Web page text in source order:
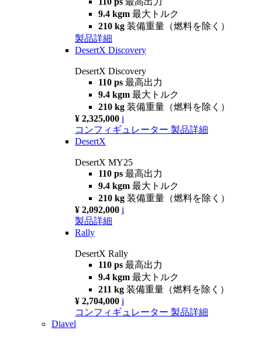
9.4 kgm 最大トルク
210 kg 装備重量（燃料を除く）
製品詳細
DesertX Discovery
DesertX Discovery
110 ps 最高出力
9.4 kgm 最大トルク
210 kg 装備重量（燃料を除く）
¥ 2,325,000 i
コンフィギュレーター 製品詳細
DesertX
DesertX MY25
110 ps 最高出力
9.4 kgm 最大トルク
210 kg 装備重量（燃料を除く）
¥ 2,092,000 i
製品詳細
Rally
DesertX Rally
110 ps 最高出力
9.4 kgm 最大トルク
211 kg 装備重量（燃料を除く）
¥ 2,704,000 i
コンフィギュレーター 製品詳細
Diavel